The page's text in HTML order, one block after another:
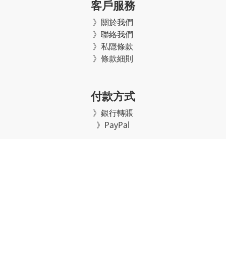
客戶服務
》關於我們
》聯絡我們
》私隱條款
》條款細則
付款方式
》銀行轉賬
》PayPal